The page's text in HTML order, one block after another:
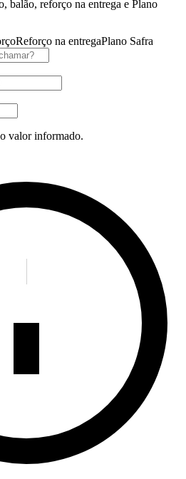
balão, reforço na entrega e Plano
Reforço na entregaPlano Safra
valor informado.